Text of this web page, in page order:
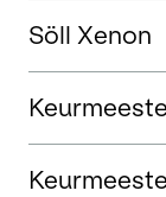
Söll Xenon